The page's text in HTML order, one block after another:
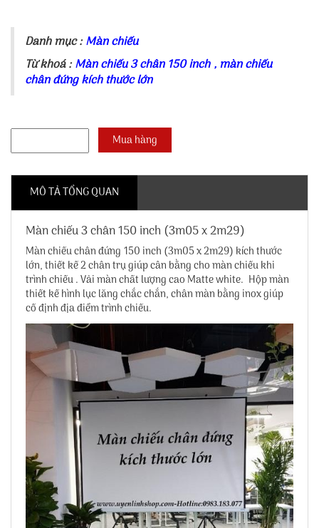
Danh mục :Màn chiếu
Từ khoá :Màn chiếu 3 chân 150 inch ,màn chiếu
chân đứng kích thước lớn
MÔ TẢ TỔNG QUAN
Màn chiếu 3 chân 150 inch (3m05 x 2m29)
Màn chiếu chân đứng 150 inch (3m05 x 2m29) kích thước
lớn, thiết kế 2 chân trụ giúp cân bằng cho màn chiếu khi
trình chiếu . Vải màn chất lượng cao Matte white. Hộp màn
thiết kế hình lục lăng chắc chắn, chân màn bằng inox giúp
cố định địa điểm trình chiếu.